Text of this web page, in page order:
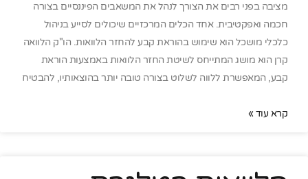
מציבה בפני רבים את הצורך לנהל את המשאבים הפיננסיים בצורה
חכמה ואפקטיבית. אחד הכלים המרכזיים שיכולים לסייע בניהול
כלכלי מושכל הוא שימוש בהוראת קבע להחזר הלוואות. הו"ק הלוואה
קרן הוא מושג המתייחס לשיטת החזר הלוואות באמצעות הוראת
קבע, המאפשרת ללווה לשלוט בצורה טובה יותר בהוצאותיו, להבטיח
קרא עוד »